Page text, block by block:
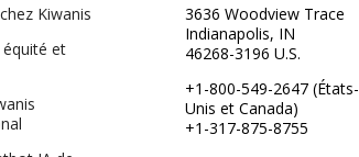
Kiwanis
et
3636 Woodview Trace
Indianapolis, IN
46268-3196 U.S.
+1-800-549-2647 (États-
Unis et Canada)
+1-317-875-8755